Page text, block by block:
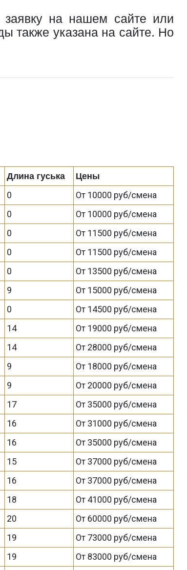
заявку на нашем сайте или
также указана на сайте. Но
Длина гуська Цены
0
От 10000 руб/смена
0
От 10000 руб/смена
0
От 11500 руб/смена
0
От 11500 руб/смена
0
От 13500 руб/смена
9
От 15000 руб/смена
0
От 14500 руб/смена
14
От 19000 руб/смена
14
От 28000 руб/смена
9
От 18000 руб/смена
9
От 20000 руб/смена
17
От 35000 руб/смена
16
От 31000 руб/смена
16
От 35000 руб/смена
15
От 37000 руб/смена
16
От 37000 руб/смена
18
От 41000 руб/смена
20
От 60000 руб/смена
19
От 73000 руб/смена
19
От 83000 руб/смена